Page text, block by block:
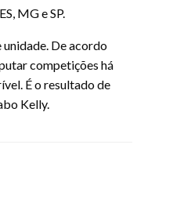
MG e SP.
De acordo
competições há
É o resultado de
Kelly.